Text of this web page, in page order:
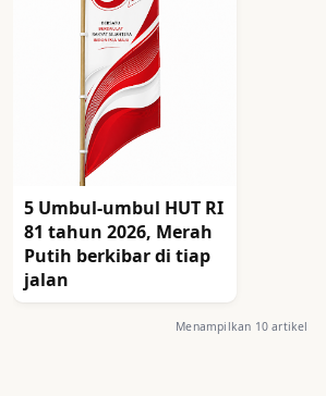
5 Umbul-umbul HUT RI
81 tahun 2026, Merah
Putih berkibar di tiap
jalan
Menampilkan 10 artikel